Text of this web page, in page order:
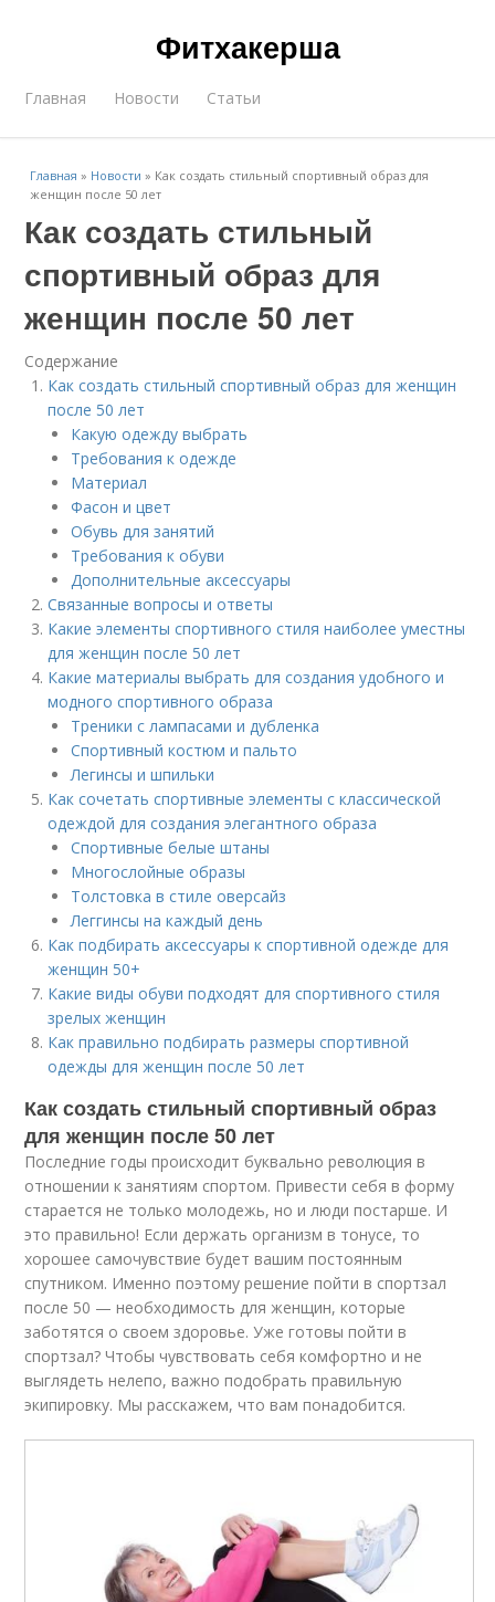
Фитхакерша
Главная Новости Статьи
Главная » Новости » Как создать стильный спортивный образ для
женщин после 50 лет
Как создать стильный
спортивный образ для
женщин после 50 лет
Содержание
Как создать стильный спортивный образ для женщин
после 50 лет
Какую одежду выбрать
Требования к одежде
Материал
Фасон и цвет
Обувь для занятий
Требования к обуви
Дополнительные аксессуары
Связанные вопросы и ответы
Какие элементы спортивного стиля наиболее уместны
для женщин после 50 лет
Какие материалы выбрать для создания удобного и
модного спортивного образа
Треники с лампасами и дубленка
Спортивный костюм и пальто
Легинсы и шпильки
Как сочетать спортивные элементы с классической
одеждой для создания элегантного образа
Спортивные белые штаны
Многослойные образы
Толстовка в стиле оверсайз
Леггинсы на каждый день
Как подбирать аксессуары к спортивной одежде для
женщин 50+
Какие виды обуви подходят для спортивного стиля
зрелых женщин
Как правильно подбирать размеры спортивной
одежды для женщин после 50 лет
Как создать стильный спортивный образ
для женщин после 50 лет
Последние годы происходит буквально революция в
отношении к занятиям спортом. Привести себя в форму
старается не только молодежь, но и люди постарше. И
это правильно! Если держать организм в тонусе, то
хорошее самочувствие будет вашим постоянным
спутником. Именно поэтому решение пойти в спортзал
после 50 — необходимость для женщин, которые
заботятся о своем здоровье. Уже готовы пойти в
спортзал? Чтобы чувствовать себя комфортно и не
выглядеть нелепо, важно подобрать правильную
экипировку. Мы расскажем, что вам понадобится.